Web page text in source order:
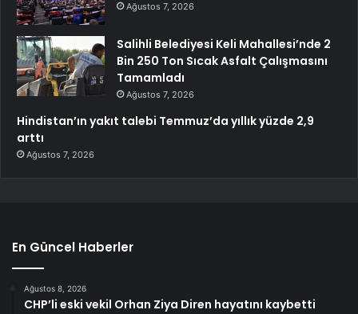
Ağustos 7, 2026
Salihli Belediyesi Keli Mahallesi’nde 2
Bin 250 Ton Sıcak Asfalt Çalışmasını
Tamamladı
Ağustos 7, 2026
Hindistan’ın yakıt talebi Temmuz’da yıllık yüzde 2,9
arttı
Ağustos 7, 2026
En Güncel Haberler
Ağustos 8, 2026
CHP’li eski vekil Orhan Ziya Diren hayatını kaybetti